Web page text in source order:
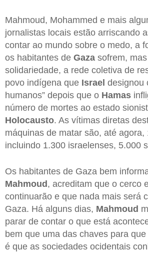
Mahmoud, Mohammed e mais
jornalistas locais estão arriscando
contar ao mundo sobre o medo, a
os habitantes de Gaza sofrem,
solidariedade, a rede coletiva de
povo indígena que Israel designou
humanos” depois que o Hamas
número de mortes ao estado
Holocausto. As vítimas diretas
máquinas de matar são, até agora,
incluindo 1.300 israelenses, 5.000
Os habitantes de Gaza bem
Mahmoud, acreditam que o cerco
continuarão e que nada mais será
Gaza. Há alguns dias, Mahmoud
parar de contar o que está
bem que uma das chaves para
é que as sociedades ocidentais